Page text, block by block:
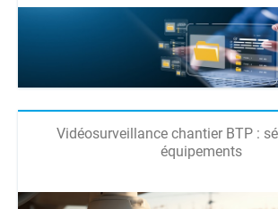
Vidéosurveillance chantier BTP :
équipements